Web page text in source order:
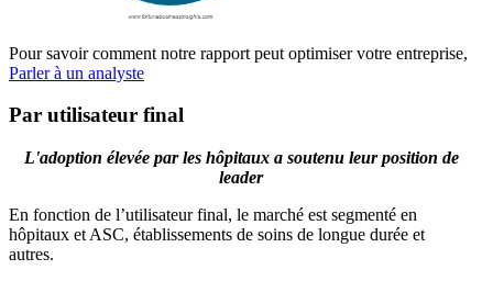
Pour savoir comment notre rapport peut optimiser votre entreprise,
Parler à un analyste
Par utilisateur final
L'adoption élevée par les hôpitaux a soutenu leur position de
leader
En fonction de l’utilisateur final, le marché est segmenté en
hôpitaux et ASC, établissements de soins de longue durée et
autres.